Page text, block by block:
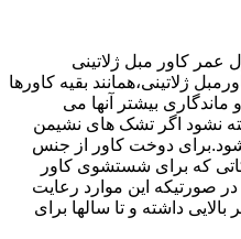
عمر کاور مبل ژلاتینی
ژلاتینی،همانند بقیه کاورها
بیشتر آنها می
نشود اگر تشک های نشیمن
دوخت کاور از جنس
که برای شستشوی کاور
صورتیکه این موارد رعایت
داشته و تا سالها برای